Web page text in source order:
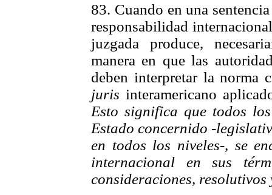
83. Cuando en una
responsabilidad
juzgada produce,
manera en que las
deben interpretar la norma
juris interamericano
Esto significa que todos
Estado concernido -
en todos los niveles-, se
internacional en sus
consideraciones, resolutivos